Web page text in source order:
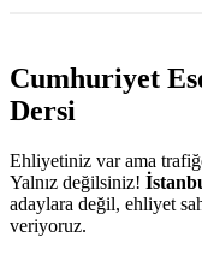
Cumhuriyet
Dersi
Ehliyetiniz var ama
Yalnız değilsiniz!
adaylara değil, ehliyet
veriyoruz.